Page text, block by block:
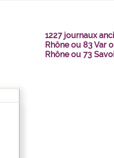
1227 journaux
Rhône ou 83 Var
Rhône ou 73